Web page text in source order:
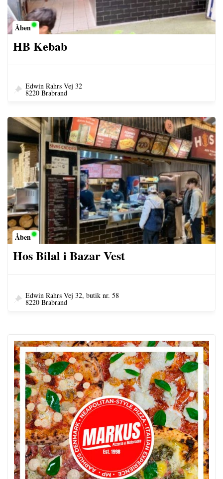
Åben
HB Kebab
Edwin Rahrs Vej 32
8220 Brabrand
Åben
Hos Bilal i Bazar Vest
Edwin Rahrs Vej 32, butik nr. 58
8220 Brabrand